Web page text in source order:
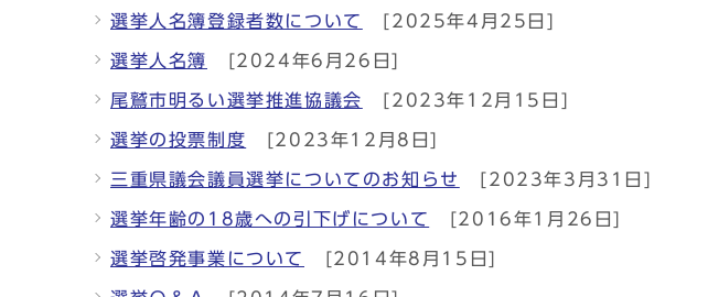
選挙人名簿登録者数について [2025年4月25日]
選挙人名簿 [2024年6月26日]
尾鷲市明るい選挙推進協議会 [2023年12月15日]
選挙の投票制度 [2023年12月8日]
三重県議会議員選挙についてのお知らせ [2023年3月31日]
選挙年齢の18歳への引下げについて [2016年1月26日]
選挙啓発事業について [2014年8月15日]